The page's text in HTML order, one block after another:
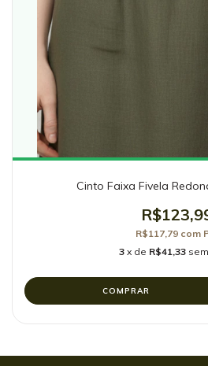
Cinto Faixa Fivela
R$117,79 com
3 x de R$41,33
COMPRAR